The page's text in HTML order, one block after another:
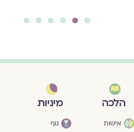
הלכה
אישות
מיניות
גוף